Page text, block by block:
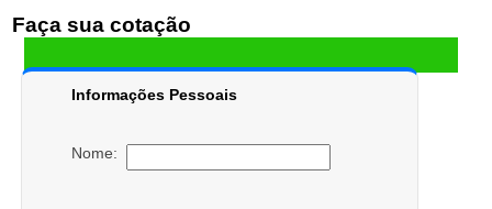
Faça sua cotação
Informações Pessoais
Nome: